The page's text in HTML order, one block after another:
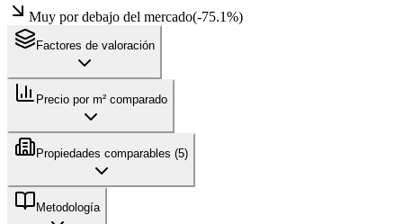
Muy por debajo del mercado(-75.1%)
Factores de valoración
Precio por m² comparado
Propiedades comparables (5)
Metodología